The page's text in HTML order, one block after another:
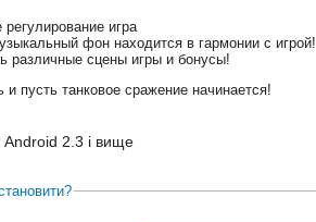
игра
фон находится в гармонии с игрой!
различные сцены игры и бонусы!
и пусть танковое сражение начинается!
Android 2.3 і вище